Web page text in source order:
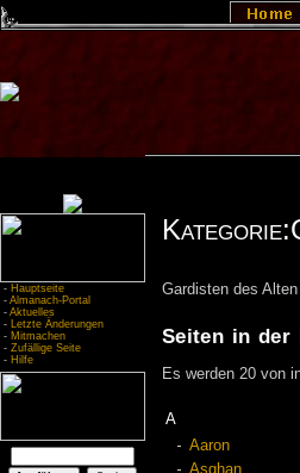
- Hauptseite
- Almanach-Portal
- Aktuelles
- Letzte Änderungen
- Mitmachen
- Zufällige Seite
- Hilfe
Gardisten des
Seiten in der
Es werden 20 von
A
Aaron